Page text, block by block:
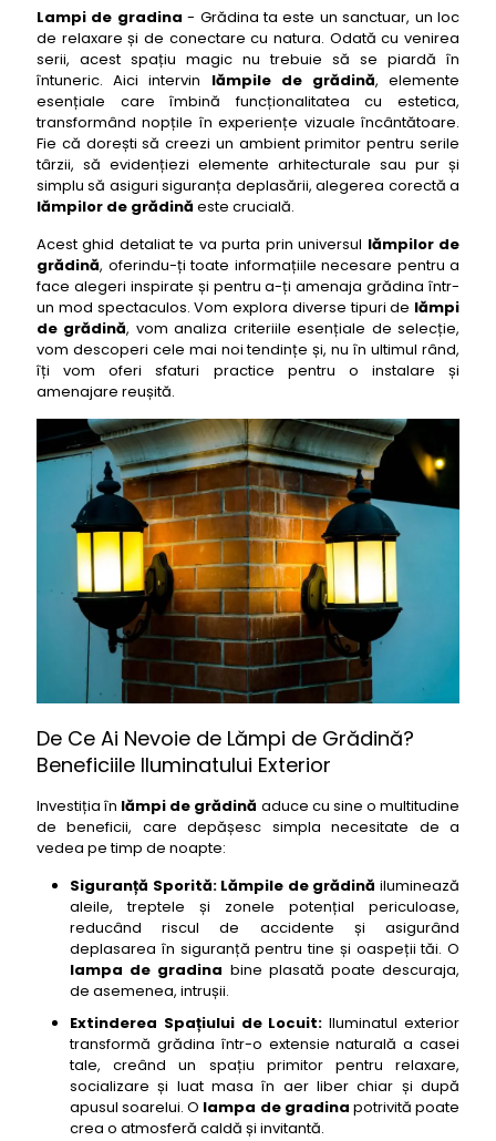
6. Evită Poluarea Luminoasă: Respectă Natura
7. Întreținerea Lămpilor de Grădină: Asigură
Durabilitatea
Exemple de Lămpi de Grădină:
Top 50 cele mai bune lampi de gradina
1- lampi de gradina Philips Hue Lily spot exterior
inteligent
2- lampi de gradina Eglo Fueva 1 exterior LED
3- lampi de gradina Osram Smart+ Gardenpole
Mini RGB
4- lampi de gradina Steinel XSolar GL-S senzor
solar
5- lampi de gradina Globo Lighting Beryl spot
exterior
Mini Pol
7- lampi de gradina Trio Lighting Solar cu senzor de
miscare
8- lampi de gradina Brilliant G27448/05 spot
exterior
9- lampi de gradina Lutec Hydra LED stalp exterior
10- lampi de gradina Konstsmide Modena aplica
exterior
11- lampi de gradina Steinel L 810 iHF senzor
inteligent
12- lampi de gradina Philips MyGarden Arum stalp
exterior
13- lampi de gradina Eglo Maserlo aplica exterior
14- lampi de gradina Paulmann UBL Flat Pol exterior
LED
15- lampi de gradina Steinel XLED home 2 XL senzor
16- lampi de gradina Philips Hue Econic aplica
exterior inteligent
17- lampi de gradina Eglo Tarugo 1 spot exterior
18- lampi de gradina Osram LEDvance Endura Style
19- lampi de gradina Steinel IS 140-2 senzor de
miscare exterior
20- lampi de gradina Globo Lighting Solar cu
aspect de piatra
Lampi de gradina - Grădina ta este un sanctuar, un loc
de relaxare și de conectare cu natura. Odată cu venirea
serii, acest spațiu magic nu trebuie să se piardă în
întuneric. Aici intervin lămpile de grădină, elemente
esențiale care îmbină funcționalitatea cu estetica,
transformând nopțile în experiențe vizuale încântătoare.
Fie că dorești să creezi un ambient primitor pentru serile
târzii, să evidențiezi elemente arhitecturale sau pur și
simplu să asiguri siguranța deplasării, alegerea corectă a
lămpilor de grădină este crucială.
Acest ghid detaliat te va purta prin universul lămpilor de
grădină, oferindu-ți toate informațiile necesare pentru a
face alegeri inspirate și pentru a-ți amenaja grădina într-
un mod spectaculos. Vom explora diverse tipuri de lămpi
de grădină, vom analiza criteriile esențiale de selecție,
vom descoperi cele mai noi tendințe și, nu în ultimul rând,
îți vom oferi sfaturi practice pentru o instalare și
amenajare reușită.
De Ce Ai Nevoie de Lămpi de Grădină?
Beneficiile Iluminatului Exterior
Investiția în lămpi de grădină aduce cu sine o multitudine
de beneficii, care depășesc simpla necesitate de a
vedea pe timp de noapte:
Siguranță Sporită: Lămpile de grădină iluminează
aleile, treptele și zonele potențial periculoase,
reducând riscul de accidente și asigurând
deplasarea în siguranță pentru tine și oaspeții tăi. O
lampa de gradina bine plasată poate descuraja,
de asemenea, intrușii.
Extinderea Spațiului de Locuit: Iluminatul exterior
transformă grădina într-o extensie naturală a casei
tale, creând un spațiu primitor pentru relaxare,
socializare și luat masa în aer liber chiar și după
apusul soarelui. O lampa de gradina potrivită poate
crea o atmosferă caldă și invitantă.